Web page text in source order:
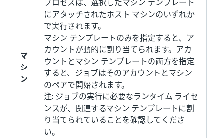
マ
シ
ン
プロセスは、選択したマシン テンプレート
にアタッチされたホスト マシンのいずれか
で実行されます。
マシン テンプレートのみを指定すると、ア
カウントが動的に割り当てられます。アカ
ウントとマシン テンプレートの両方を指定
すると、ジョブはそのアカウントとマシン
のペアで開始されます。
注: ジョブの実行に必要なランタイム ライセ
ンスが、関連するマシン テンプレートに割
り当てられていることを確認してくださ
い。